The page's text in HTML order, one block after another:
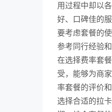
用过程中却以
好、口碑佳的
要考虑套餐的
参考同行经验
在选择费率套
受，能够为商
率套餐的评价
选择合适的拉